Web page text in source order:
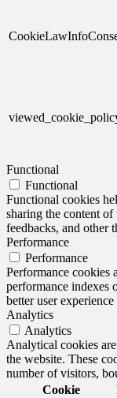
Functional
Functional
Functional cookies
sharing the content
feedbacks, and other
Performance
Performance
Performance cookies
performance indexes
better user
Analytics
Analytics
Analytical cookies
the website. These
number of visitors,
Cookie